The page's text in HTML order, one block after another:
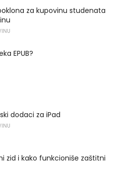
za kupovinu studenata
EPUB?
dodaci za iPad
zid i kako funkcioniše zaštitni